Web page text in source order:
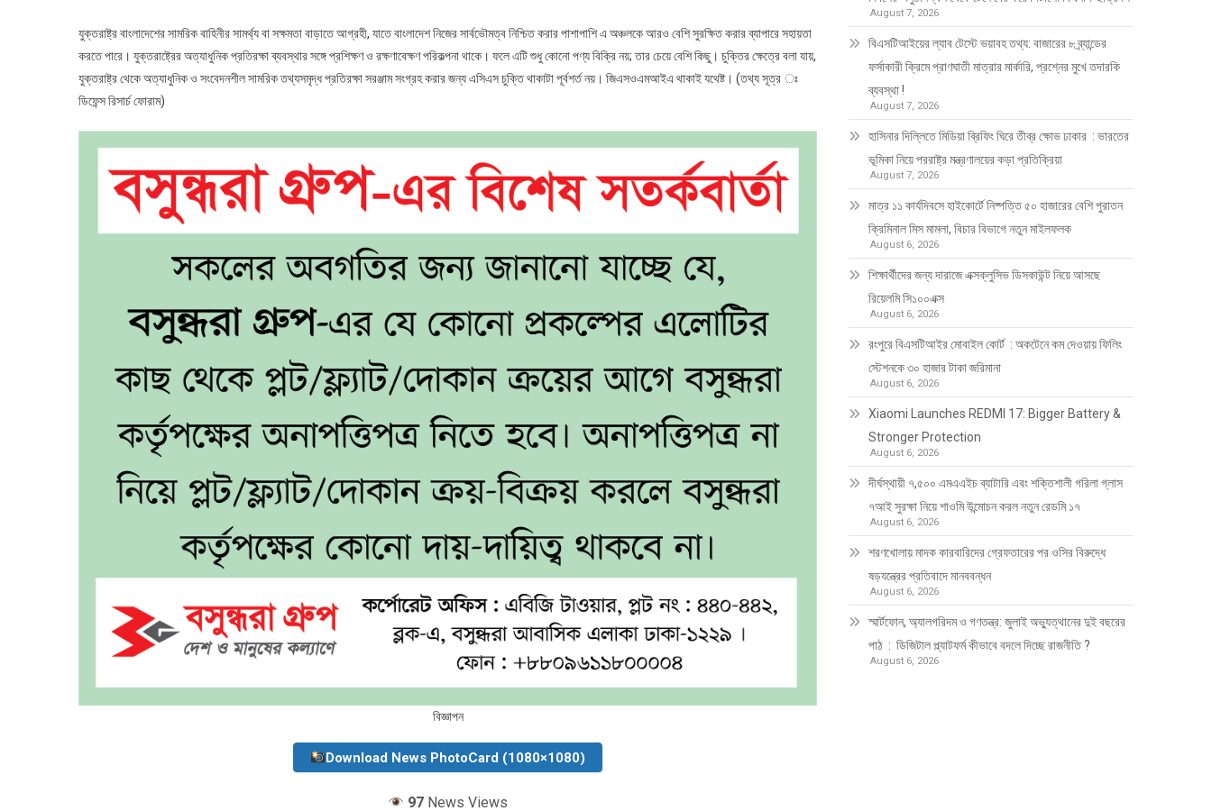
যুক্তরাষ্ট্র বাংলাদেশের সামরিক বাহিনীর সামর্থ্য বা সক্ষমতা বাড়াতে আগ্রহী, যাতে বাংলাদেশ নিজের সার্বভৌমত্ব নিশ্চিত করার পাশাপাশি এ অঞ্চলকে আরও বেশি সুরক্ষিত করার ব্যাপারে সহায়তা
করতে পারে। যুক্তরাষ্ট্রের অত্যাধুনিক প্রতিরক্ষা ব্যবস্থার সঙ্গে প্রশিক্ষণ ও রক্ষণাবেক্ষণ পরিকল্পনা থাকে। ফলে এটি শুধু কোনো পণ্য বিক্রি নয়; তার চেয়ে বেশি কিছু। চুক্তির ক্ষেত্রে বলা যায়,
যুক্তরাষ্ট্র থেকে অত্যাধুনিক ও সংবেদনশীল সামরিক তথ্যসমৃদ্ধ প্রতিরক্ষা সরঞ্জাম সংগ্রহ করার জন্য এসিএস চুক্তি থাকাটা পূর্বশর্ত নয়। জিএসওএমআইএ থাকাই যথেষ্ট। (তথ্য সূত্র ঃ
ডিফেন্স রিসার্চ ফোরাম)
বিজ্ঞাপন
Download News PhotoCard (1080×1080)
97 News Views
August 7, 2026
বিএসটিআইয়ের ল্যাব টেস্টে ভয়াবহ তথ্য: বাজারের ৮ ব্র্যান্ডের
ফর্সাকারী ক্রিমে প্রাণঘাতী মাত্রার মার্কারি, প্রশ্নের মুখে তদারকি
ব্যবস্থা !
August 7, 2026
হাসিনার দিল্লিতে মিডিয়া ব্রিফিং ঘিরে তীব্র ক্ষোভ ঢাকার : ভারতের
ভূমিকা নিয়ে পররাষ্ট্র মন্ত্রণালয়ের কড়া প্রতিক্রিয়া
August 7, 2026
মাত্র ১১ কার্যদিবসে হাইকোর্টে নিষ্পত্তি ৫০ হাজারের বেশি পুরাতন
ক্রিমিনাল মিস মামলা, বিচার বিভাগে নতুন মাইলফলক
August 6, 2026
শিক্ষার্থীদের জন্য দারাজে এক্সক্লুসিভ ডিসকাউন্ট নিয়ে আসছে
রিয়েলমি সি১০০এক্স
August 6, 2026
রংপুরে বিএসটিআইর মোবাইল কোর্ট : অকটেনে কম দেওয়ায় ফিলিং
স্টেশনকে ৩০ হাজার টাকা জরিমানা
August 6, 2026
Xiaomi Launches REDMI 17: Bigger Battery &
Stronger Protection
August 6, 2026
দীর্ঘস্থায়ী ৭,৫০০ এমএএইচ ব্যাটারি এবং শক্তিশালী গরিলা গ্লাস
৭আই সুরক্ষা নিয়ে শাওমি উন্মোচন করল নতুন রেডমি ১৭
August 6, 2026
শরণখোলায় মাদক কারবারিদের গ্রেফতারের পর ওসির বিরুদ্ধে
ষড়যন্ত্রের প্রতিবাদে মানববন্ধন
August 6, 2026
স্মার্টফোন, অ্যালগরিদম ও গণতন্ত্র: জুলাই অভ্যুত্থানের দুই বছরের
পাঠ : ডিজিটাল প্ল্যাটফর্ম কীভাবে বদলে দিচ্ছে রাজনীতি ?
August 6, 2026